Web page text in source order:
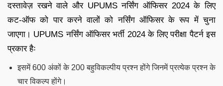
दस्तावेज़ रखने वाले और UPUMS नर्सिंग ऑफिसर 2024 के लिए
कट-ऑफ को पार करने वालों को नर्सिंग ऑफिसर के रूप में चुना
जाएगा। UPUMS नर्सिंग ऑफिसर भर्ती 2024 के लिए परीक्षा पैटर्न इस
प्रकार हैः
इसमें 600 अंकों के 200 बहुविकल्पीय प्रश्न होंगे जिनमें प्रत्येक प्रश्न के
चार विकल्प होंगे।